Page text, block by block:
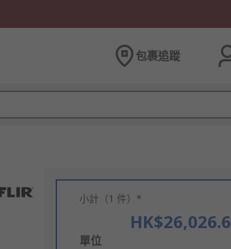
包裹追蹤
小計（1 件）*
Add
單位